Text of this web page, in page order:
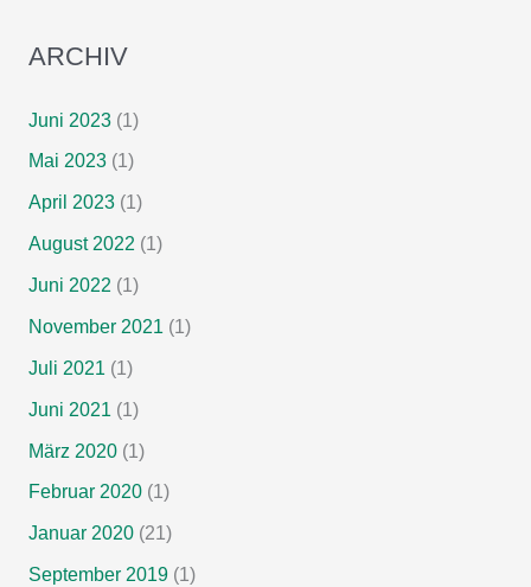
ARCHIV
Juni 2023(1)
Mai 2023(1)
April 2023(1)
August 2022 (1)
Juni 2022 (1)
November 2021 (1)
Juli 2021 (1)
Juni 2021 (1)
März 2020(1)
Februar 2020(1)
Januar 2020(21)
September 2019(1)